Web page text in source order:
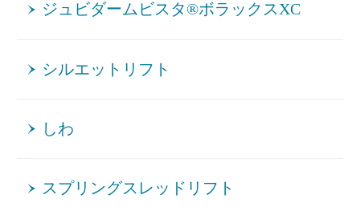
ジュビダームビスタ®ボラックスXC
シルエットリフト
しわ
スプリングスレッドリフト